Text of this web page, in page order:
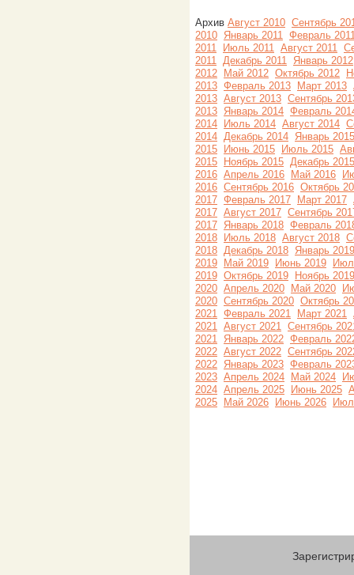
Архив Август 2010 Сентябрь
2010 Январь 2011 Февраль
2011
Июль 2011 Август 2011
2011 Декабрь 2011 Январь 2012
2012
Май 2012 Октябрь 2012
2013 Февраль 2013 Март 2013
2013 Август 2013 Сентябрь
2013 Январь 2014 Февраль
2014
Июль 2014 Август 2014
2014 Декабрь 2014 Январь 2015
2015
Июнь 2015 Июль 2015
2015
Ноябрь 2015 Декабрь 2015
2016 Апрель 2016 Май 2016
2016 Сентябрь 2016 Октябрь
2017 Февраль 2017 Март 2017
2017 Август 2017 Сентябрь
2017 Январь 2018 Февраль
2018
Июль 2018 Август 2018
2018 Декабрь 2018 Январь 2019
2019
Май 2019 Июнь 2019
2019 Октябрь 2019
Ноябрь 2019
2020 Апрель 2020 Май 2020
2020 Сентябрь 2020 Октябрь
2021 Февраль 2021 Март 2021
2021 Август 2021 Сентябрь
2021 Январь 2022 Февраль
2022 Август 2022 Сентябрь
2022 Январь 2023 Февраль
2023 Апрель 2024 Май 2024
2024 Апрель 2025 Июнь 2025
2025
Май 2026 Июнь 2026